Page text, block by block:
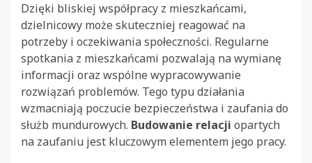
Dzięki bliskiej współpracy z mieszkańcami,
dzielnicowy może skuteczniej reagować na
potrzeby i oczekiwania społeczności. Regularne
spotkania z mieszkańcami pozwalają na wymianę
informacji oraz wspólne wypracowywanie
rozwiązań problemów. Tego typu działania
wzmacniają poczucie bezpieczeństwa i zaufania do
służb mundurowych. Budowanie relacji opartych
na zaufaniu jest kluczowym elementem jego pracy.